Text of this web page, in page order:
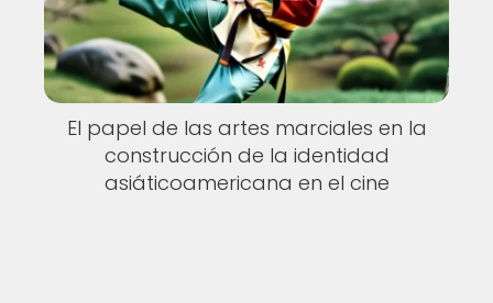
El papel de las artes marciales en la
construcción de la identidad
asiáticoamericana en el cine